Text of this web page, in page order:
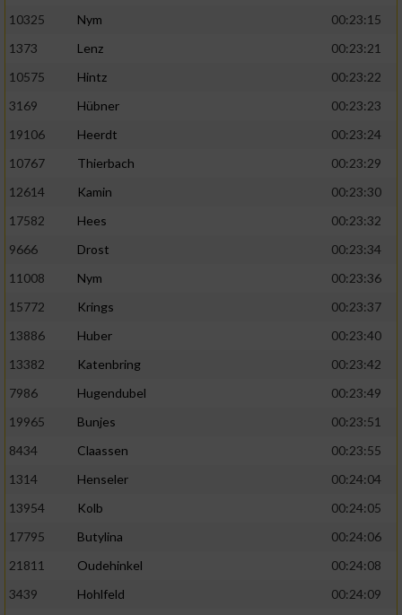
10325
Nym
00:23:15
1373
Lenz
00:23:21
10575
Hintz
00:23:22
3169
Hübner
00:23:23
19106
Heerdt
00:23:24
10767
Thierbach
00:23:29
12614
Kamin
00:23:30
17582
Hees
00:23:32
9666
Drost
00:23:34
11008
Nym
00:23:36
15772
Krings
00:23:37
13886
Huber
00:23:40
13382
Katenbring
00:23:42
7986
Hugendubel
00:23:49
19965
Bunjes
00:23:51
8434
Claassen
00:23:55
1314
Henseler
00:24:04
13954
Kolb
00:24:05
17795
Butylina
00:24:06
21811
Oudehinkel
00:24:08
3439
Hohlfeld 00:24:09